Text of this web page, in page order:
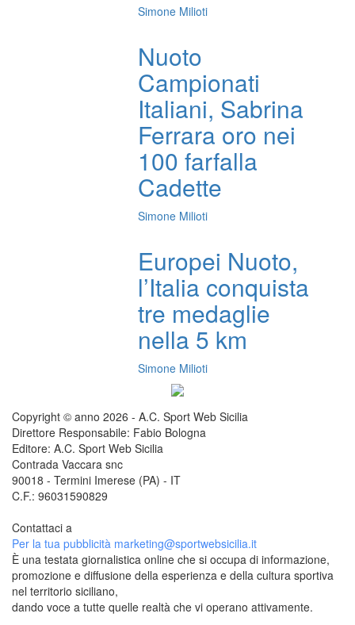
Simone Milioti
Nuoto
Campionati
Italiani, Sabrina
Ferrara oro nei
100 farfalla
Cadette
Simone Milioti
Europei Nuoto,
l’Italia conquista
tre medaglie
nella 5 km
Simone Milioti
Copyright © anno 2026 - A.C. Sport Web Sicilia
Direttore Responsabile: Fabio Bologna
Editore: A.C. Sport Web Sicilia
Contrada Vaccara snc
90018 - Termini Imerese (PA) - IT
C.F.: 96031590829
Contattaci a
Per la tua pubblicità marketing@sportwebsicilia.it
È una testata giornalistica online che si occupa di informazione,
promozione e diffusione della esperienza e della cultura sportiva
nel territorio siciliano,
dando voce a tutte quelle realtà che vi operano attivamente.